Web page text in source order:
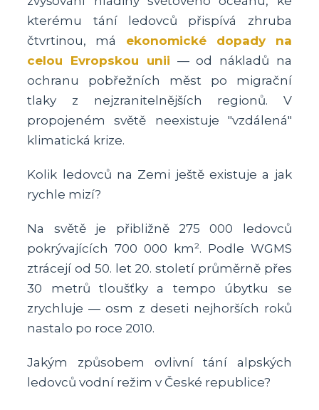
kterému tání ledovců přispívá zhruba
čtvrtinou, má ekonomické dopady na
celou Evropskou unii — od nákladů na
ochranu pobřežních měst po migrační
tlaky z nejzranitelnějších regionů. V
propojeném světě neexistuje "vzdálená"
klimatická krize.
Kolik ledovců na Zemi ještě existuje a jak
rychle mizí?
Na světě je přibližně 275 000 ledovců
pokrývajících 700 000 km². Podle WGMS
ztrácejí od 50. let 20. století průměrně přes
30 metrů tloušťky a tempo úbytku se
zrychluje — osm z deseti nejhorších roků
nastalo po roce 2010.
Jakým způsobem ovlivní tání alpských
ledovců vodní režim v České republice?